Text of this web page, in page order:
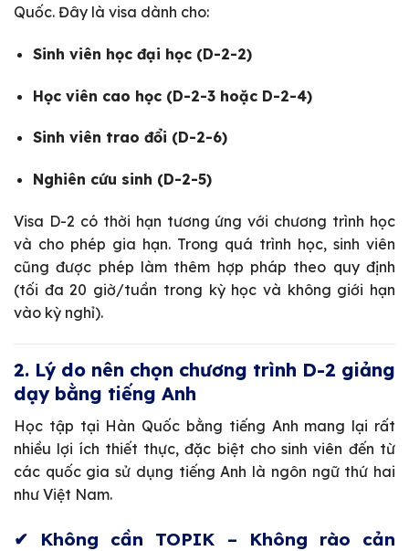
Quốc. Đây là visa dành cho:
Sinh viên học đại học (D-2-2)
Học viên cao học (D-2-3 hoặc D-2-4)
Sinh viên trao đổi (D-2-6)
Nghiên cứu sinh (D-2-5)
Visa D-2 có thời hạn tương ứng với chương trình học
và cho phép gia hạn. Trong quá trình học, sinh viên
cũng được phép làm thêm hợp pháp theo quy định
(tối đa 20 giờ/tuần trong kỳ học và không giới hạn
vào kỳ nghỉ).
2. Lý do nên chọn chương trình D-2 giảng
dạy bằng tiếng Anh
Học tập tại Hàn Quốc bằng tiếng Anh mang lại rất
nhiều lợi ích thiết thực, đặc biệt cho sinh viên đến từ
các quốc gia sử dụng tiếng Anh là ngôn ngữ thứ hai
như Việt Nam.
✔ Không cần TOPIK – Không rào cản